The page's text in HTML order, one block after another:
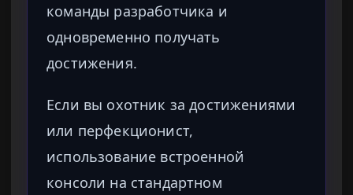
команды разработчика и
одновременно получать
достижения.
Если вы охотник за достижениями
или перфекционист,
использование встроенной
консоли на стандартном